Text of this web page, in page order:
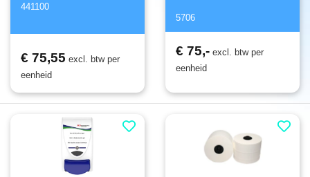
441100
€ 75,55 excl. btw per
eenheid
5706
€ 75,- excl. btw per
eenheid